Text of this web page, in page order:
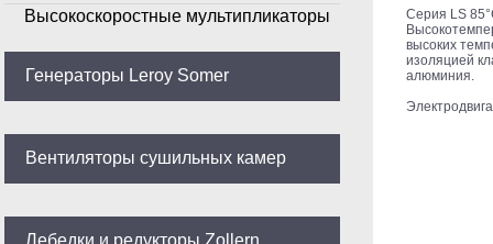
Серия LS
высоких
изоляцией
алюминия.
Высокоскоростные мультипликаторы
Генераторы Leroy Somer
Вентиляторы сушильных камер
Лебедки и редукторы Zollern